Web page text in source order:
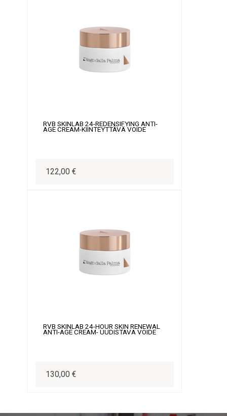
RVB SKINLAB 24-REDENSIFYING ANTI-
AGE CREAM-KIINTEYTTÄVÄ VOIDE
122,00 €
RVB SKINLAB 24-HOUR SKIN RENEWAL
ANTI-AGE CREAM- UUDISTAVA VOIDE
130,00 €